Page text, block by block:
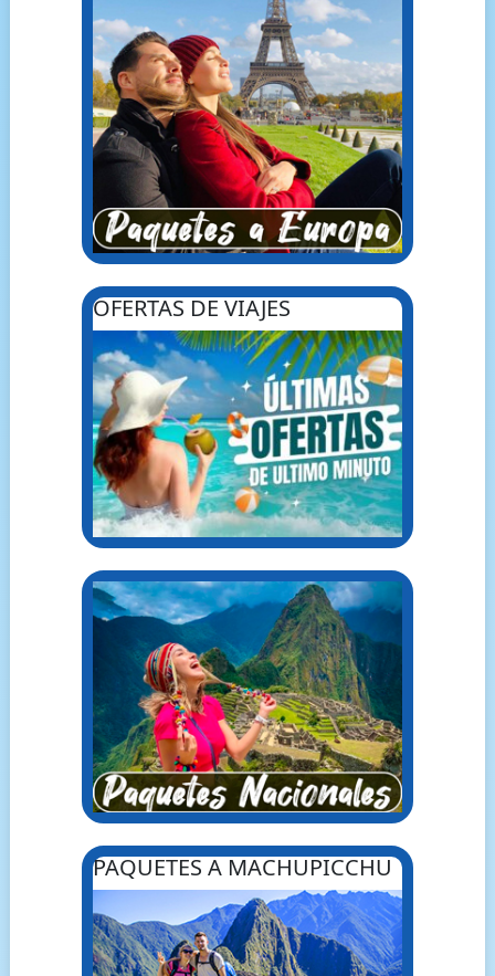
OFERTAS DE VIAJES
PAQUETES A MACHUPICCHU